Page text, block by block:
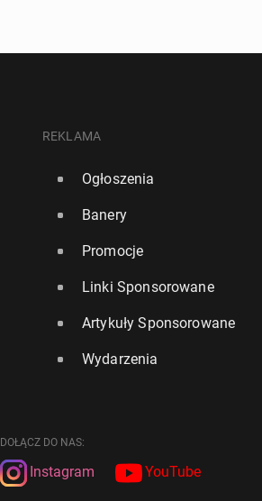
REKLAMA
Ogłoszenia
Banery
Promocje
Linki Sponsorowane
Artykuły Sponsorowane
Wydarzenia
DOŁĄCZ DO NAS:
Instagram YouTube